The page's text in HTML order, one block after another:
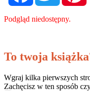
Podgląd niedostępny.
To twoja
Wgraj kilka pierwszych
Zachęcisz w ten sposób